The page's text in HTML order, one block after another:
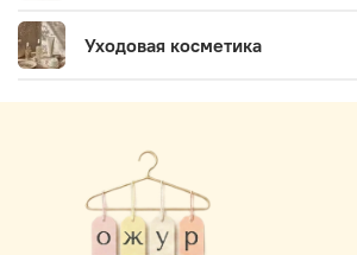
Уходовая косметика